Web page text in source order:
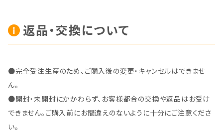
返品・交換について
●完全受注生産のため、ご購入後の変更・キャンセルはできませ
ん。
●開封・未開封にかかわらず、お客様都合の交換や返品はお受け
できません。ご購入前にお間違えのないように十分にご注意くださ
い。